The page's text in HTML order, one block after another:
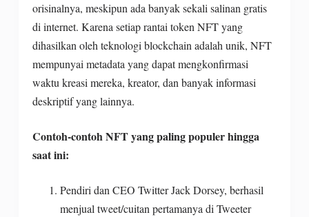
orisinalnya, meskipun ada banyak sekali salinan gratis
di internet. Karena setiap rantai token NFT yang
dihasilkan oleh teknologi blockchain adalah unik, NFT
mempunyai metadata yang dapat mengkonfirmasi
waktu kreasi mereka, kreator, dan banyak informasi
deskriptif yang lainnya.
Contoh-contoh NFT yang paling populer hingga
saat ini:
Pendiri dan CEO Twitter Jack Dorsey, berhasil
menjual tweet/cuitan pertamanya di Tweeter